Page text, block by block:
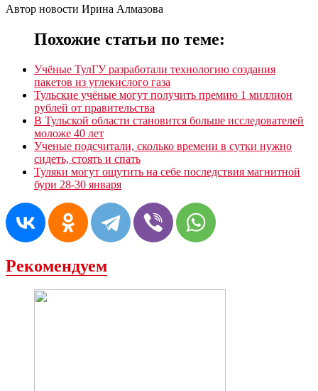
Автор новости Ирина Алмазова
Похожие статьи по теме:
Учёные ТулГУ разработали технологию создания
пакетов из углекислого газа
Тульские учёные могут получить премию 1 миллион
рублей от правительства
В Тульской области становится больше исследователей
моложе 40 лет
Ученые подсчитали, сколько времени в сутки нужно
сидеть, стоять и спать
Туляки могут ощутить на себе последствия магнитной
бури 28-30 января
Рекомендуем